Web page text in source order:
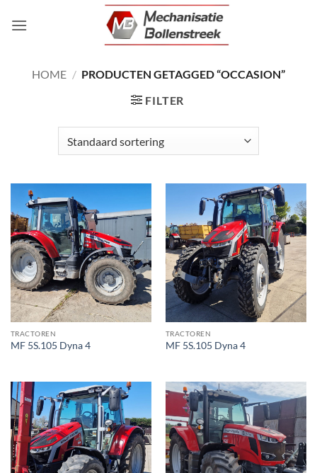
naar
HOME / PRODUCTEN GETAGGED “OCCASION”
FILTER
TRACTOREN
MF 5S.105 Dyna 4
TRACTOREN
MF 5S.105 Dyna 4